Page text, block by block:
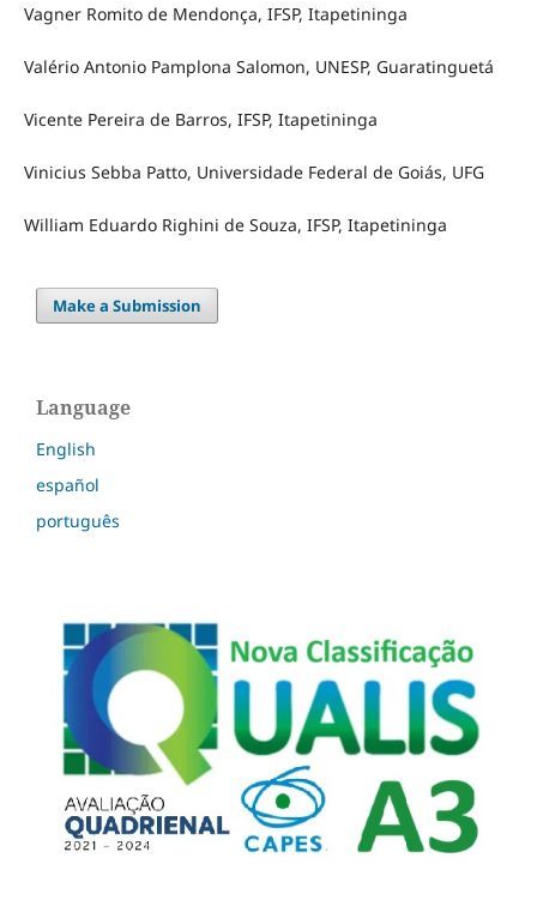
Vagner Romito de Mendonça, IFSP, Itapetininga
Valério Antonio Pamplona Salomon, UNESP, Guaratinguetá
Vicente Pereira de Barros, IFSP, Itapetininga
Vinicius Sebba Patto, Universidade Federal de Goiás, UFG
William Eduardo Righini de Souza, IFSP, Itapetininga
Make a Submission
Language
English
español
português